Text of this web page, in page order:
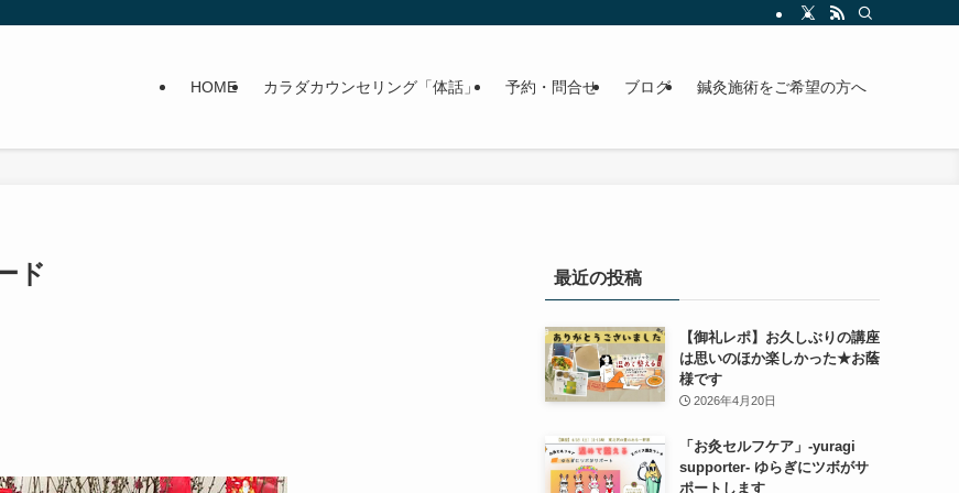
HOME カラダカウンセリング「体話」 予約・問合せ ブログ 鍼灸施術をご希望の方へ
ド 最近の投稿
【御礼レポ】お久しぶりの講座
は思いのほか楽しかった★お蔭
様です
2026年4月20日
「お灸セルフケア」-yuragi
supporter- ゆらぎにツボがサ
ポートします